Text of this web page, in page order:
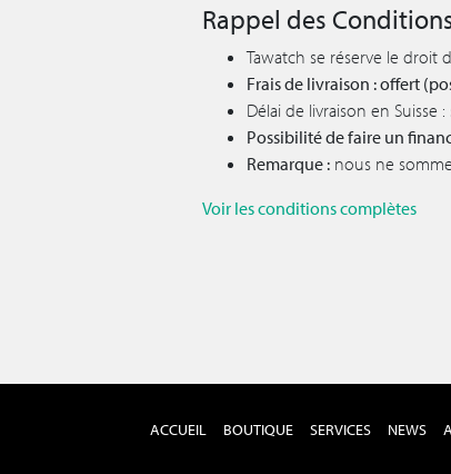
Rappel des
Tawatch se réserve le droit
Frais de livraison : offert
Délai de livraison en
Possibilité de faire un
Remarque : nous ne
Voir les conditions complètes
ACCUEIL BOUTIQUE SERVICES NEWS